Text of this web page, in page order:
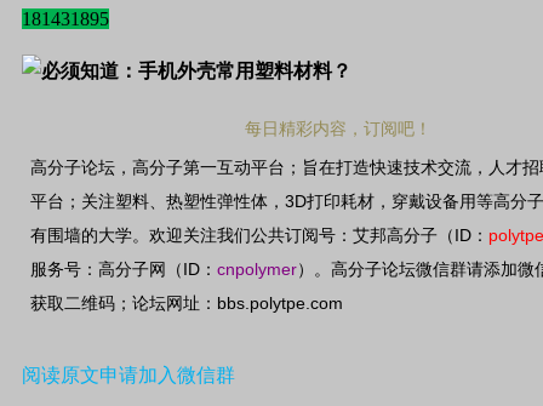
181431895
每日精彩内容，订阅吧！
高分子论坛，高分子第一互动平台；旨在打造快速技术交流，人才
平台；关注塑料、热塑性弹性体， 3D打印耗材，穿戴设备用等高分
有围墙的大学。欢迎关注我们公共订阅号：艾邦高分子（ ID ： polytpe
服务号：高分子网（ ID ： cnpolymer）。高分子论坛微信群请添加微
获取二维码；论坛网址： bbs.polytpe.com
阅读原文申请加入微信群